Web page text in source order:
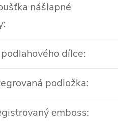
nášlapné
:
dílce:
podložka:
emboss: